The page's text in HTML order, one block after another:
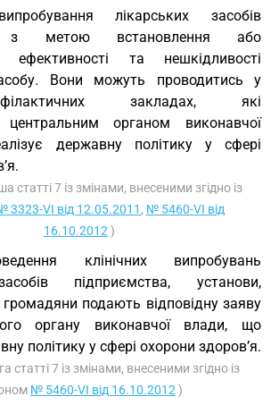
лікарських засобів
з метою встановлення або
ефективності та нешкідливості
Вони можуть проводитись у
закладах, які
центральним органом виконавчої
державну політику у сфері
статті 7 із змінами, внесеними згідно із
3323-VI від 12.05.2011 , № 5460-VI від
16.10.2012 )
клінічних випробувань
підприємства, установи,
громадяни подають відповідну заяву
органу виконавчої влади, що
політику у сфері охорони здоров’я.
статті 7 із змінами, внесеними згідно із
№ 5460-VI від 16.10.2012 )